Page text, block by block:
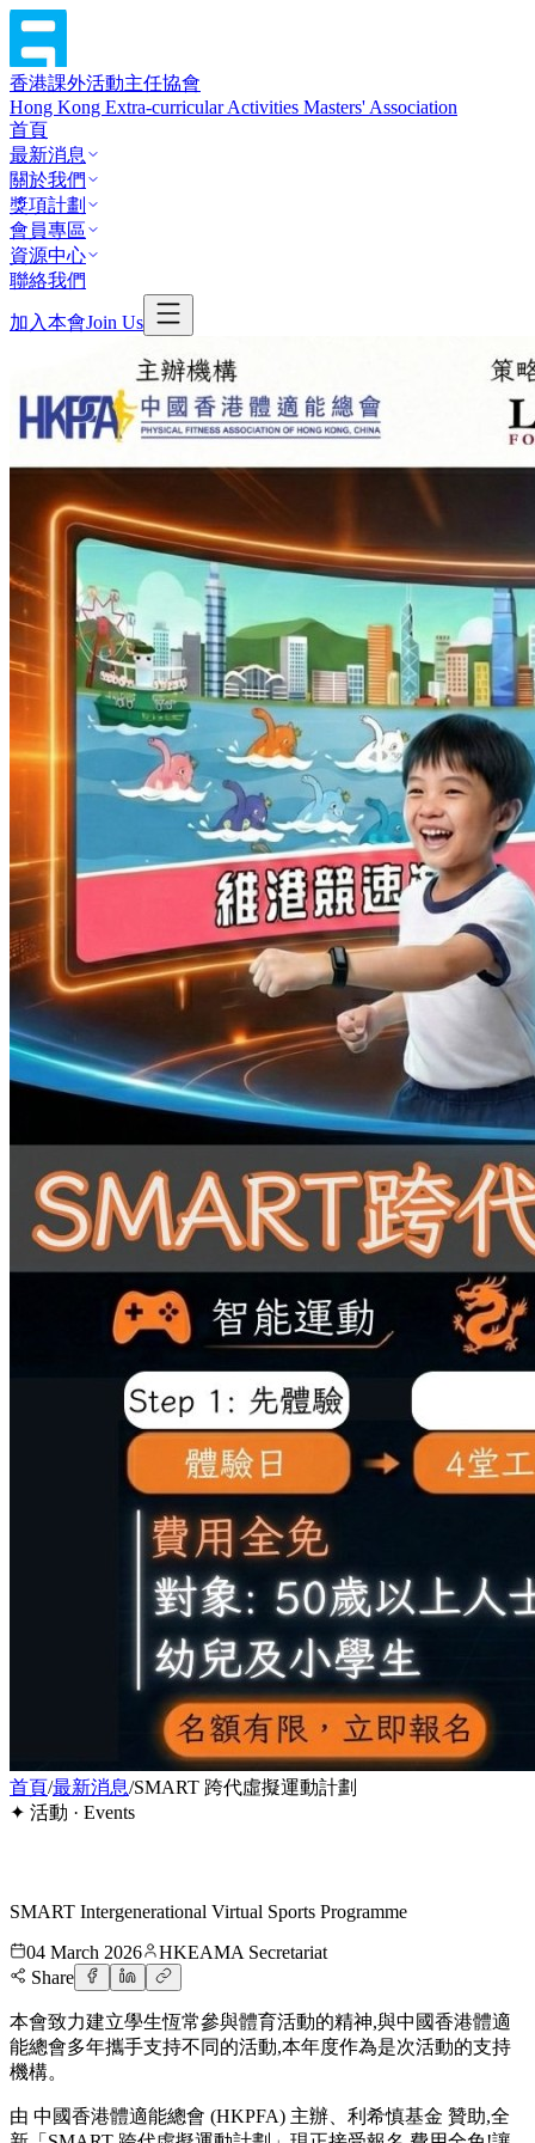
香港課外活動主任協會
Hong Kong Extra-curricular Activities Masters' Association
首頁
最新消息
關於我們
獎項計劃
會員專區
資源中心
聯絡我們
加入本會Join Us
首頁/最新消息/SMART 跨代虛擬運動計劃
✦ 活動 · Events
SMART Intergenerational Virtual Sports Programme
04 March 2026
HKEAMA Secretariat
Share
本會致力建立學生恆常參與體育活動的精神,與中國香港體適
能總會多年攜手支持不同的活動,本年度作為是次活動的支持
機構。
由 中國香港體適能總會 (HKPFA) 主辦、利希慎基金 贊助,全